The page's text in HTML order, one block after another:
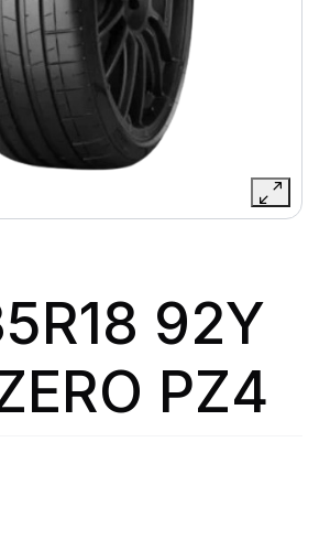
92Y
PZ4